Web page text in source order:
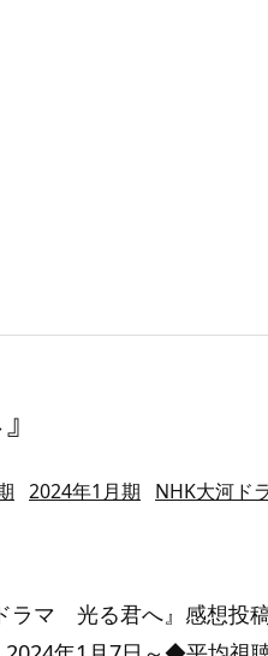
2024年1月期
NHK大河ド
ラマ 光る君へ』感想投